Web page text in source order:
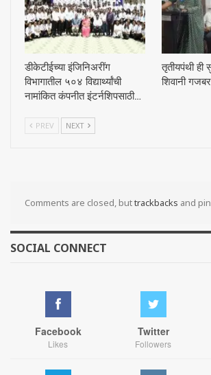
डीकेटीईच्या इंजिनिअरींग
विभागातील ५०४ विद्यार्थ्यांची
नामांकित कंपनीत इंटर्नशिपसाठी…
तृतीयपंथी ही
शिवानी गजबर
PREV NEXT
Comments are closed, buttrackbacks and
SOCIAL CONNECT
Facebook
Likes
Twitter
Followers